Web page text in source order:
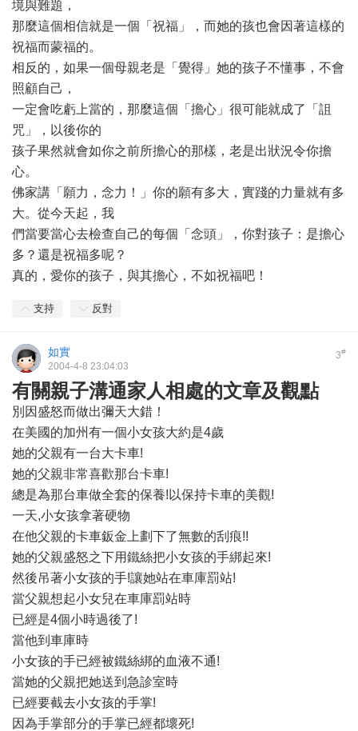
境與難題，
那麼這個相信就是一個「祝福」，而她的孩也會因著這樣的
祝福而蒙福的。
相反的，如果一個母親老是「覺得」她的孩子不懂事，不會
照顧自己，
一定會吃虧上當的，那麼這個「擔心」很可能就成了「詛
咒」，以後你的
孩子果然就會如你之前所擔心的那樣，老是出狀況令你擔
心。
佛家講「願力，念力！」你的願有多大，實踐的力量就有多
大。從今天起，我
們當要當心去檢查自己的每個「念頭」，你對孩子：是擔心
多？還是祝福多呢？
真的，愛你的孩子，與其擔心，不如祝福吧！
支持 反對
3#
如實
2004-4-8 23:04:03
有關親子溝通家人相處的文章及觀點
別因盛怒而做出彌天大錯！
在美國的加州有一個小女孩大約是4歲
她的父親有一台大卡車!
她的父親非常喜歡那台卡車!
總是為那台車做全套的保養!以保持卡車的美觀!
一天,小女孩拿著硬物
在他父親的卡車鈑金上劃下了無數的刮痕!!
她的父親盛怒之下用鐵絲把小女孩的手綁起來!
然後吊著小女孩的手!讓她站在車庫罰站!
當父親想起小女兒在車庫罰站時
已經是4個小時過後了!
當他到車庫時
小女孩的手已經被鐵絲綁的血液不通!
當她的父親把她送到急診室時
已經要截去小女孩的手掌!
因為手掌部分的手掌已經都壞死!